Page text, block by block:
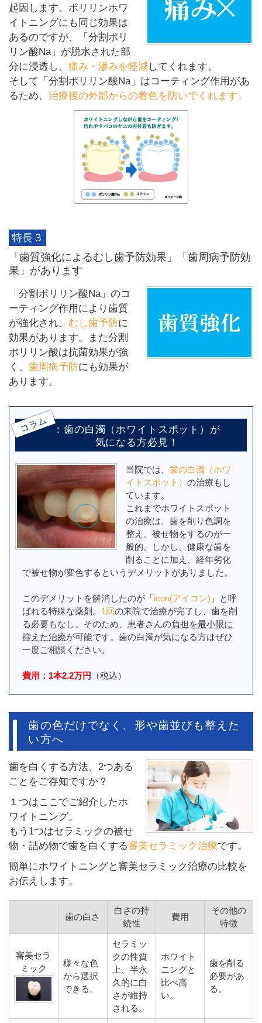
起因します。ポリリンホワ
イトニングにも同じ効果は
あるのですが、「分割ポリ
リン酸Na」が脱水された部
分に浸透し、 痛み・滲みを軽減してくれます。
そして「分割ポリリン酸Na」はコーティング作用があ
るため、 治療後の外部からの着色を防いでくれます。
特長３
「歯質強化によるむし歯予防効果」「歯周病予防効
果」があります
「分割ポリリン酸Na」のコ
ーティング作用により歯質
が強化され、 むし歯予防に
効果があります。また分割
ポリリン酸は抗菌効果が強
く、 歯周病予防にも効果が
あります。
コラム
：歯の白濁（ホワイトスポット）が
気になる方必見！
当院では、歯の白濁（ホワ
イトスポット）の治療もし
ています。
これまでホワイトスポット
の治療は、歯を削り色調を
整え、被せ物をするのが一
般的。しかし、健康な歯を
削ることに加え、経年劣化
で被せ物が変色するというデメリットがありました。
このデメリットを解消したのが「 icon(アイコン) 」と呼
ばれる特殊な薬剤。 1回の来院で治療が完了し、歯を削
る必要もなし。そのため、患者さんの負担を最小限に
抑えた治療が可能です。歯の白濁が気になる方はぜひ
一度ご相談ください。
費用：1本2.2万円 （税込）
歯の色だけでなく、形や歯並びも整えた
い方へ
歯を白くする方法、2つある
ことをご存知ですか？
１つはここでご紹介したホ
ワイトニング。
もう1つはセラミックの被せ
物・詰め物で歯を白くする審美セラミック治療です。
簡単にホワイトニングと審美セラミック治療の比較を
お伝えします。
歯の白さ
白さの持
続性
費用
その他の
特徴
審美セラ
ミック
様々な色
から選択
できる。
セラミッ
クの性質
上、半永
久的に白
さが維持
される。
ホワイト
ニングと
比べ高
い。
歯を削る
必要があ
る。